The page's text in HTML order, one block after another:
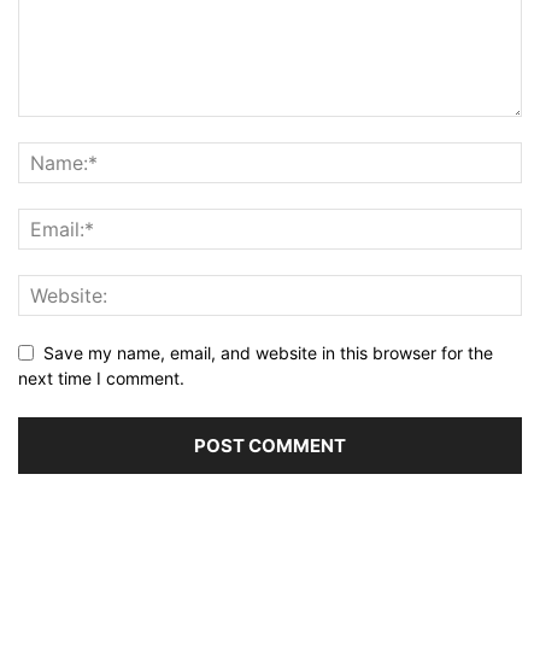
Save my name, email, and website in this browser for the
next time I comment.